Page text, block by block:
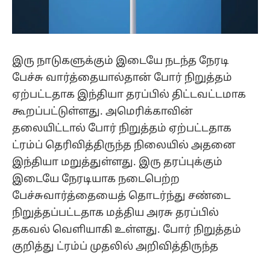
இரு நாடுகளுக்கும் இடையே நடந்த நேரடி
பேச்சு வார்த்தையால்தான் போர் நிறுத்தம்
ஏற்பட்டதாக இந்தியா தரப்பில் திட்டவட்டமாக
கூறப்பட்டுள்ளது. அமெரிக்காவின்
தலையிட்டால் போர் நிறுத்தம் ஏற்பட்டதாக
ட்ரம்ப் தெரிவித்திருந்த நிலையில் அதனை
இந்தியா மறுத்துள்ளது. இரு தரப்புக்கும்
இடையே நேரடியாக நடைபெற்ற
பேச்சுவார்த்தையைத் தொடர்ந்து சண்டை
நிறுத்தப்பட்டதாக மத்திய அரசு தரப்பில்
தகவல் வெளியாகி உள்ளது. போர் நிறுத்தம்
குறித்து ட்ரம்ப் முதலில் அறிவித்திருந்த